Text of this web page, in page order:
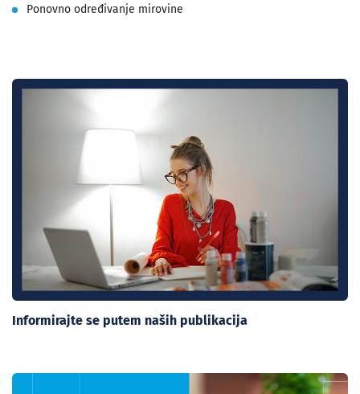
Ponovno određivanje mirovine
Informirajte se putem naših publikacija